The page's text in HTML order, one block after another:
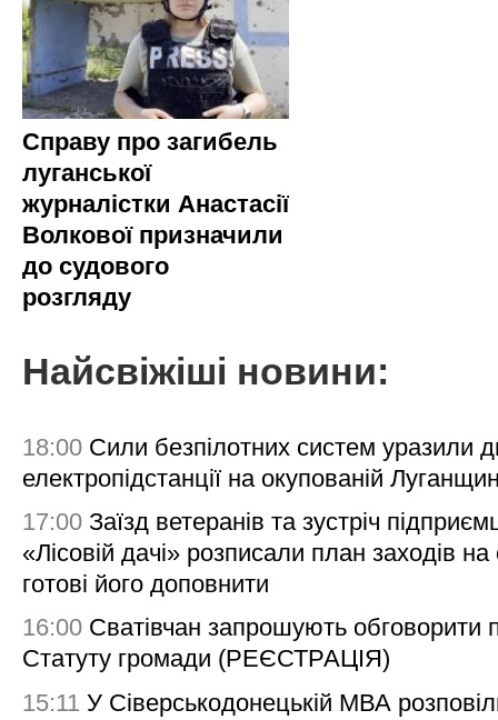
Справу про загибель
луганської
журналістки Анастасії
Волкової призначили
до судового
розгляду
Найсвіжіші новини:
18:00 Сили безпілотних систем уразили
електропідстанції на окупованій
17:00 Заїзд ветеранів та зустріч
«Лісовій дачі» розписали план заходів на
готові його доповнити
16:00 Сватівчан запрошують обговорити
Статуту громади (РЕЄСТРАЦІЯ)
15:11 У Сіверськодонецькій МВА